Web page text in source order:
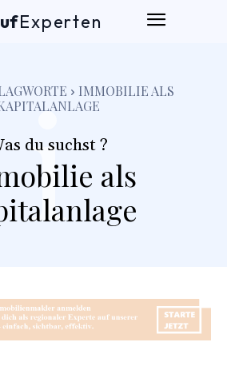
Experten
IMMOBILIE ALS
du suchst ?
als
i